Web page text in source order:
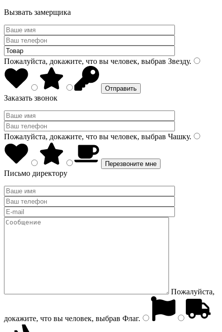
Вызвать замерщика
Пожалуйста, докажите, что вы человек, выбрав Звезду.
Заказать звонок
Пожалуйста, докажите, что вы человек, выбрав Чашку.
Письмо директору
Пожалуйста,
докажите, что вы человек, выбрав Флаг.